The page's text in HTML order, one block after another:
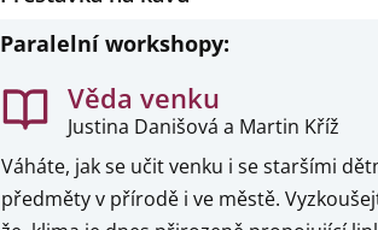
Paralelní workshopy:
Věda venku
Justina Danišová a Martin Kříž
Váháte, jak se učit venku i se staršími
předměty v přírodě i ve městě.